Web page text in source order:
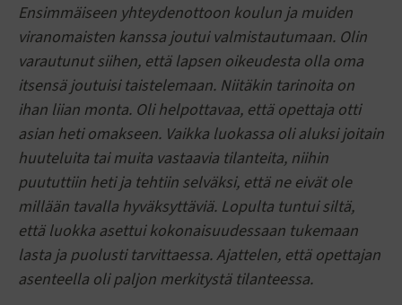
Ensimmäiseen yhteydenottoon koulun ja muiden
viranomaisten kanssa joutui valmistautumaan. Olin
varautunut siihen, että lapsen oikeudesta olla oma
itsensä joutuisi taistelemaan. Niitäkin tarinoita on
ihan liian monta. Oli helpottavaa, että opettaja otti
asian heti omakseen. Vaikka luokassa oli aluksi joitain
huuteluita tai muita vastaavia tilanteita, niihin
puututtiin heti ja tehtiin selväksi, että ne eivät ole
millään tavalla hyväksyttäviä. Lopulta tuntui siltä,
että luokka asettui kokonaisuudessaan tukemaan
lasta ja puolusti tarvittaessa. Ajattelen, että opettajan
asenteella oli paljon merkitystä tilanteessa.